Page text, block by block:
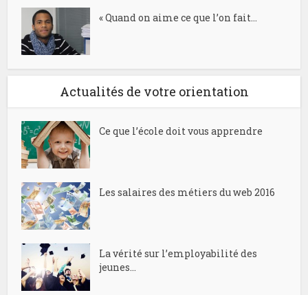
« Quand on aime ce que l’on fait...
Actualités de votre orientation
Ce que l’école doit vous apprendre
Les salaires des métiers du web 2016
La vérité sur l’employabilité des
jeunes...